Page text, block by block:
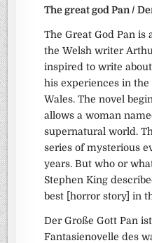
The great god Pan /
The Great God Pan is
the Welsh writer
inspired to write
his experiences in
Wales. The novel
allows a woman
supernatural world.
series of mysterious
years. But who or
Stephen King
best [horror story] in
Der Große Gott Pan
Fantasienovelle des